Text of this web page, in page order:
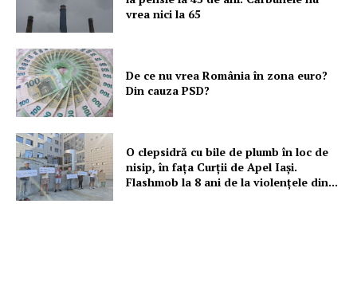
vrea nici la 65
De ce nu vrea România în zona euro?
Din cauza PSD?
O clepsidră cu bile de plumb în loc de
nisip, în fața Curții de Apel Iași.
Flashmob la 8 ani de la violențele din...